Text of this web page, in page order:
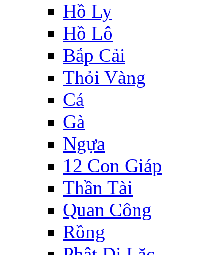
Hồ Ly
Hồ Lô
Bắp Cải
Thỏi Vàng
Cá
Gà
Ngựa
12 Con Giáp
Thần Tài
Quan Công
Rồng